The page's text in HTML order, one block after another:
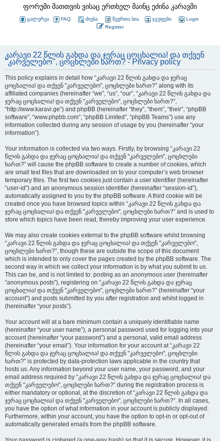
ფორუმი მათთვის ვისაც ერთხელ მაინც ეძინა კარავში
გალერეა FAQ ძიება წევრთა სია ჯგუფები
Login
Register
კარავი 22 წლის გახდა და ჯერაც ცოცხალია! და თქვენ
"კარველებო", ცოცხლები ხართ? - Privacy policy
This policy explains in detail how “კარავი 22 წლის გახდა და ჯერაც
ცოცხალია! და თქვენ "კარველებო", ცოცხლები ხართ?” along with its
affiliated companies (hereinafter “we”, “us”, “our”, “კარავი 22 წლის გახდა და
ჯერაც ცოცხალია! და თქვენ "კარველებო", ცოცხლები ხართ?”,
“http://www.karavi.ge”) and phpBB (hereinafter “they”, “them”, “their”, “phpBB
software”, “www.phpbb.com”, “phpBB Limited”, “phpBB Teams”) use any
information collected during any session of usage by you (hereinafter “your
information”).
Your information is collected via two ways. Firstly, by browsing “კარავი 22
წლის გახდა და ჯერაც ცოცხალია! და თქვენ "კარველებო", ცოცხლები
ხართ?” will cause the phpBB software to create a number of cookies, which
are small text files that are downloaded on to your computer’s web browser
temporary files. The first two cookies just contain a user identifier (hereinafter
“user-id”) and an anonymous session identifier (hereinafter “session-id”),
automatically assigned to you by the phpBB software. A third cookie will be
created once you have browsed topics within “კარავი 22 წლის გახდა და
ჯერაც ცოცხალია! და თქვენ "კარველებო", ცოცხლები ხართ?” and is used to
store which topics have been read, thereby improving your user experience.
We may also create cookies external to the phpBB software whilst browsing
“კარავი 22 წლის გახდა და ჯერაც ცოცხალია! და თქვენ "კარველებო",
ცოცხლები ხართ?”, though these are outside the scope of this document
which is intended to only cover the pages created by the phpBB software. The
second way in which we collect your information is by what you submit to us.
This can be, and is not limited to: posting as an anonymous user (hereinafter
“anonymous posts”), registering on “კარავი 22 წლის გახდა და ჯერაც
ცოცხალია! და თქვენ "კარველებო", ცოცხლები ხართ?” (hereinafter “your
account”) and posts submitted by you after registration and whilst logged in
(hereinafter “your posts”).
Your account will at a bare minimum contain a uniquely identifiable name
(hereinafter “your user name”), a personal password used for logging into your
account (hereinafter “your password”) and a personal, valid email address
(hereinafter “your email”). Your information for your account at “კარავი 22
წლის გახდა და ჯერაც ცოცხალია! და თქვენ "კარველებო", ცოცხლები
ხართ?” is protected by data-protection laws applicable in the country that
hosts us. Any information beyond your user name, your password, and your
email address required by “კარავი 22 წლის გახდა და ჯერაც ცოცხალია! და
თქვენ "კარველებო", ცოცხლები ხართ?” during the registration process is
either mandatory or optional, at the discretion of “კარავი 22 წლის გახდა და
ჯერაც ცოცხალია! და თქვენ "კარველებო", ცოცხლები ხართ?”. In all cases,
you have the option of what information in your account is publicly displayed.
Furthermore, within your account, you have the option to opt-in or opt-out of
automatically generated emails from the phpBB software.